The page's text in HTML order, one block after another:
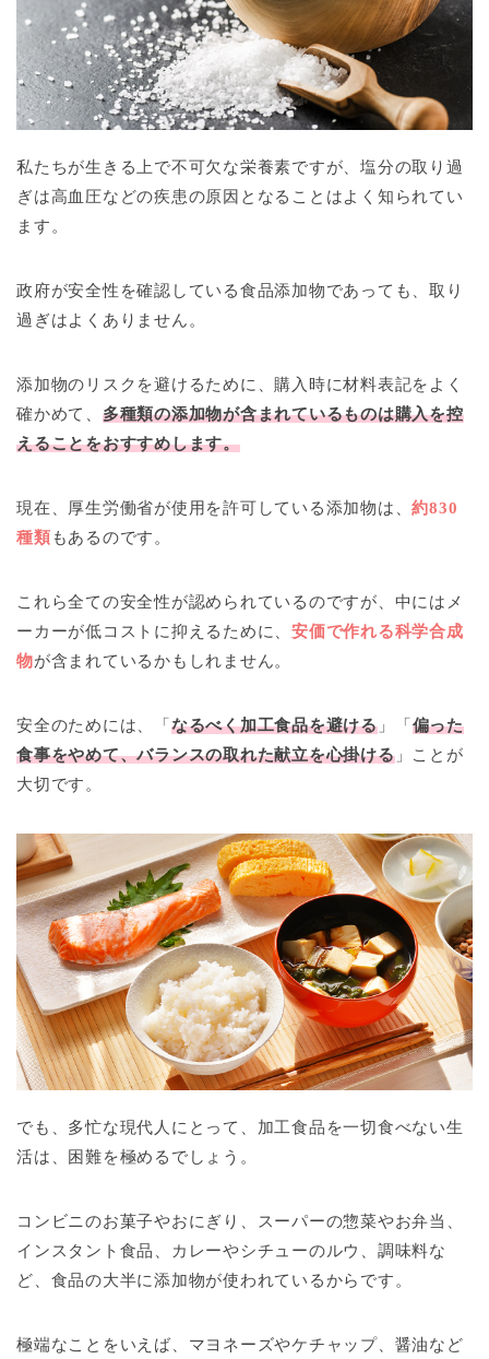
私たちが生きる上で不可欠な栄養素ですが、塩分の取り過
ぎは高血圧などの疾患の原因となることはよく知られてい
ます。
政府が安全性を確認している食品添加物であっても、取り
過ぎはよくありません。
添加物のリスクを避けるために、購入時に材料表記をよく
確かめて、 多種類の添加物が含まれているものは購入を控
えることをおすすめします。
現在、厚生労働省が使用を許可している添加物は、約830
種類 もあるのです。
これら全ての安全性が認められているのですが、中にはメ
ーカーが低コストに抑えるために、安価で作れる科学合成
物が含まれているかもしれません。
安全のためには、「なるべく加工食品を避ける」「偏った
食事をやめて、バランスの取れた献立を心掛ける」ことが
大切です。
でも、多忙な現代人にとって、加工食品を一切食べない生
活は、困難を極めるでしょう。
コンビニのお菓子やおにぎり、スーパーの惣菜やお弁当、
インスタント食品、カレーやシチューのルウ、調味料な
ど、食品の大半に添加物が使われているからです。
極端なことをいえば、マヨネーズやケチャップ、醤油など